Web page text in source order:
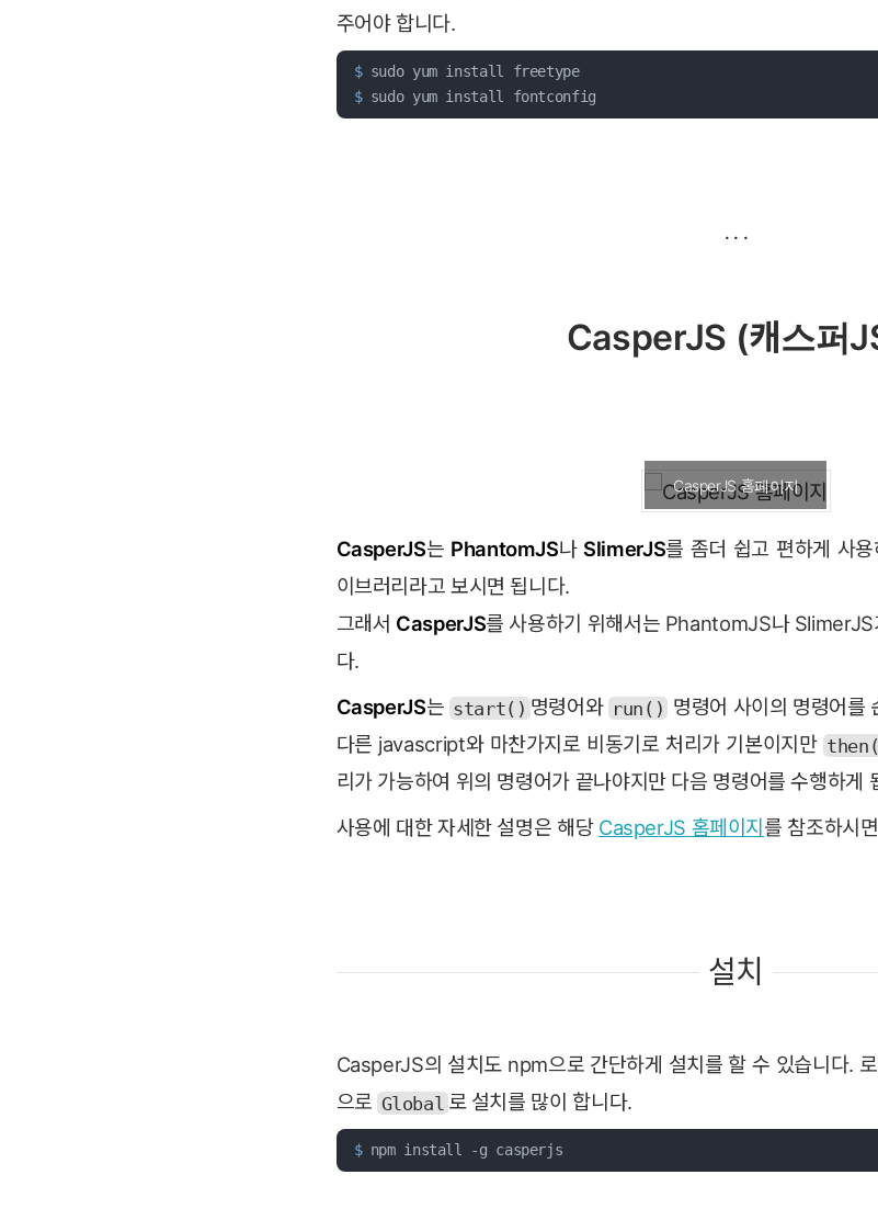
주어야 합니다.
$ sudo yum install freetype
$ sudo yum install fontconfig
CasperJS (캐스퍼
CasperJS 홈페이지
CasperJS는 PhantomJS나 SlimerJS를 좀더 쉽고 편하게 사
이브러리라고 보시면 됩니다.
그래서 CasperJS를 사용하기 위해서는 PhantomJS나 SlimerJS
다.
CasperJS는 start() 명령어와 run() 명령어 사이의 명령어를
다른 javascript와 마찬가지로 비동기로 처리가 기본이지만
리가 가능하여 위의 명령어가 끝나야지만 다음 명령어를 수행하게
사용에 대한 자세한 설명은 해당 CasperJS 홈페이지 를 참조하시
설치
CasperJS의 설치도 npm으로 간단하게 설치를 할 수 있습니다.
으로Global 로 설치를 많이 합니다.
$ npm install -g casperjs